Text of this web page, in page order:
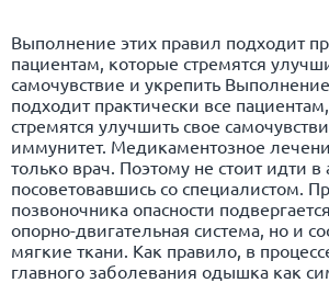
Выполнение этих правил подходит
пациентам, которые стремятся
самочувствие и укрепить
подходит практически все
стремятся улучшить свое
иммунитет. Медикаментозное
только врач. Поэтому не стоит идти в
посоветовавшись со специалистом.
позвоночника опасности
опорно-двигательная система, но и
мягкие ткани. Как правило, в
главного заболевания одышка как